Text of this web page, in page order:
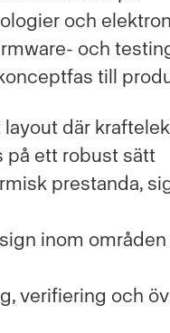
och
och
till
där
på ett robust sätt
prestanda,
inom
verifiering och